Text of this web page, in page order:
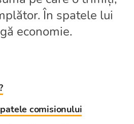
În spatele lui
economie.
comisionului